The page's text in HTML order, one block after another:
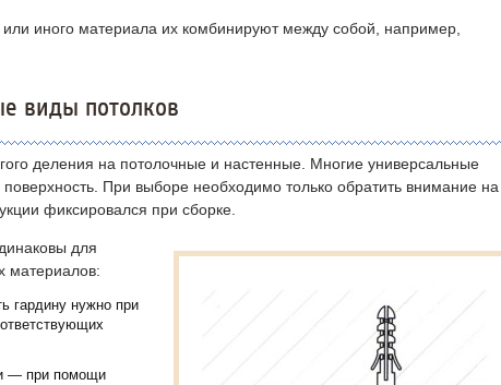
или иного материала их комбинируют между собой, например,
виды потолков
деления на потолочные и настенные. Многие универсальные
При выборе необходимо только обратить внимание на
фиксировался при сборке.
для
материалов:
гардину нужно при
— при помощи